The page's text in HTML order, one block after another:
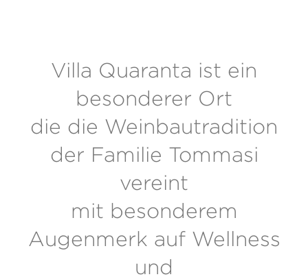
Villa Quaranta ist ein
besonderer Ort
die die Weinbautradition
der Familie Tommasi
vereint
mit besonderem
Augenmerk auf Wellness
und